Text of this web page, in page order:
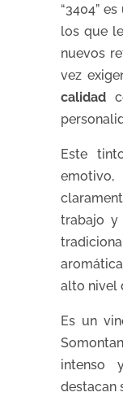
“3404” es
los que
nuevos
vez
calidad
Este
trabajo y
alto nivel
Es un
intenso
destacan